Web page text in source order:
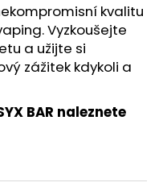
nekompromisní kvalitu
Vyzkoušejte
a užijte si
zážitek kdykoli a
BAR naleznete